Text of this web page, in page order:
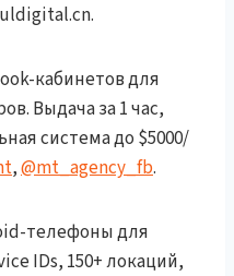
uldigital.cn.
кабинетов для
Выдача за 1 час,
система до $5000/
,@mt_agency_fb.
телефоны для
IDs, 150+ локаций,